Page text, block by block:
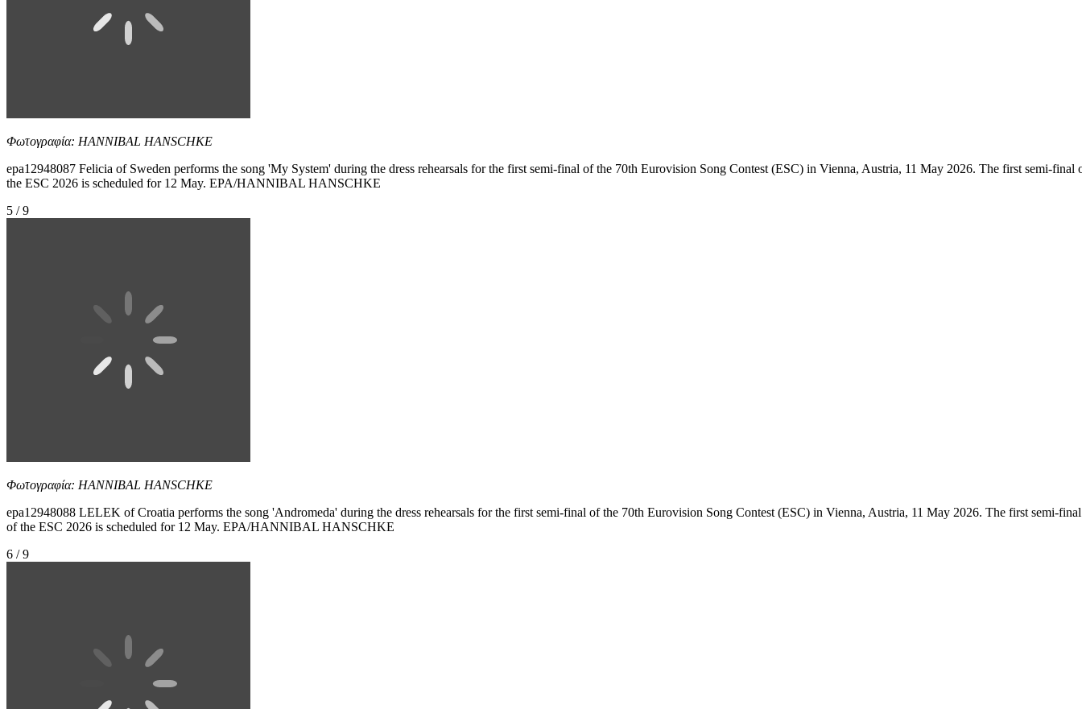
Φωτογραφία: HANNIBAL HANSCHKE
epa12948087 Felicia of Sweden performs the song 'My System' during the dress rehearsals for the first semi-final of the 70th Eurovision Song Contest (ESC) in Vienna, Austria, 11 May 2026. The first semi-final
the ESC 2026 is scheduled for 12 May. EPA/HANNIBAL HANSCHKE
5 / 9
Φωτογραφία: HANNIBAL HANSCHKE
epa12948088 LELEK of Croatia performs the song 'Andromeda' during the dress rehearsals for the first semi-final of the 70th Eurovision Song Contest (ESC) in Vienna, Austria, 11 May 2026. The first semi-final
of the ESC 2026 is scheduled for 12 May. EPA/HANNIBAL HANSCHKE
6 / 9